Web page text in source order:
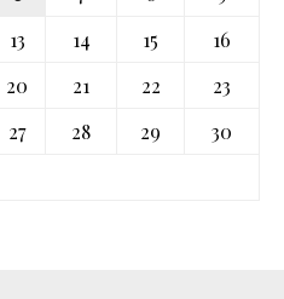
13 14 15
16
20 21 22
23
27 28 29
30